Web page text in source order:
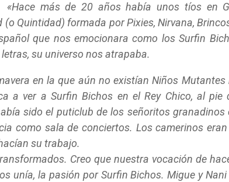
«Hace más de 20 años había unos tíos en
(o Quintidad) formada por Pixies, Nirvana,
que nos emocionara como los Surfin
su universo nos atrapaba.
en la que aún no existían Niños
a ver a Surfin Bichos en el Rey Chico, al pie
sido el puticlub de los señoritos granadinos
como sala de conciertos. Los camerinos
su trabajo.
Creo que nuestra vocación de
unía, la pasión por Surfin Bichos. Migue y